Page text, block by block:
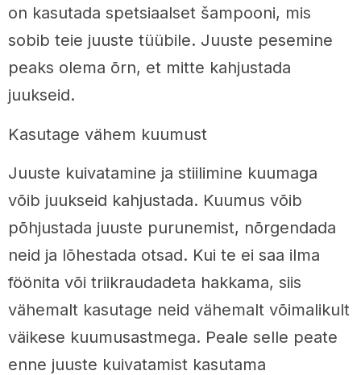
on kasutada spetsiaalset šampooni, mis
sobib teie juuste tüübile. Juuste pesemine
peaks olema õrn, et mitte kahjustada
juukseid.
Kasutage vähem kuumust
Juuste kuivatamine ja stiilimine kuumaga
võib juukseid kahjustada. Kuumus võib
põhjustada juuste purunemist, nõrgendada
neid ja lõhestada otsad. Kui te ei saa ilma
föönita või triikraudadeta hakkama, siis
vähemalt kasutage neid vähemalt võimalikult
väikese kuumusastmega. Peale selle peate
enne juuste kuivatamist kasutama